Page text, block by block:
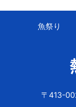
魚祭り
〒413-